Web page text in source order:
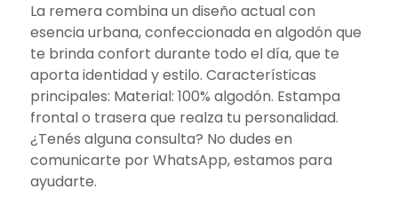
La remera combina un diseño actual con
esencia urbana, confeccionada en algodón que
te brinda confort durante todo el día, que te
aporta identidad y estilo. Características
principales: Material: 100% algodón. Estampa
frontal o trasera que realza tu personalidad.
¿Tenés alguna consulta? No dudes en
comunicarte por WhatsApp, estamos para
ayudarte.